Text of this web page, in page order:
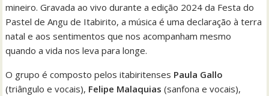
mineiro. Gravada ao vivo durante a edição 2024 da Festa do
Pastel de Angu de Itabirito, a música é uma declaração à terra
natal e aos sentimentos que nos acompanham mesmo
quando a vida nos leva para longe.
O grupo é composto pelos itabiritenses Paula Gallo
(triângulo e vocais), Felipe Malaquias (sanfona e vocais),